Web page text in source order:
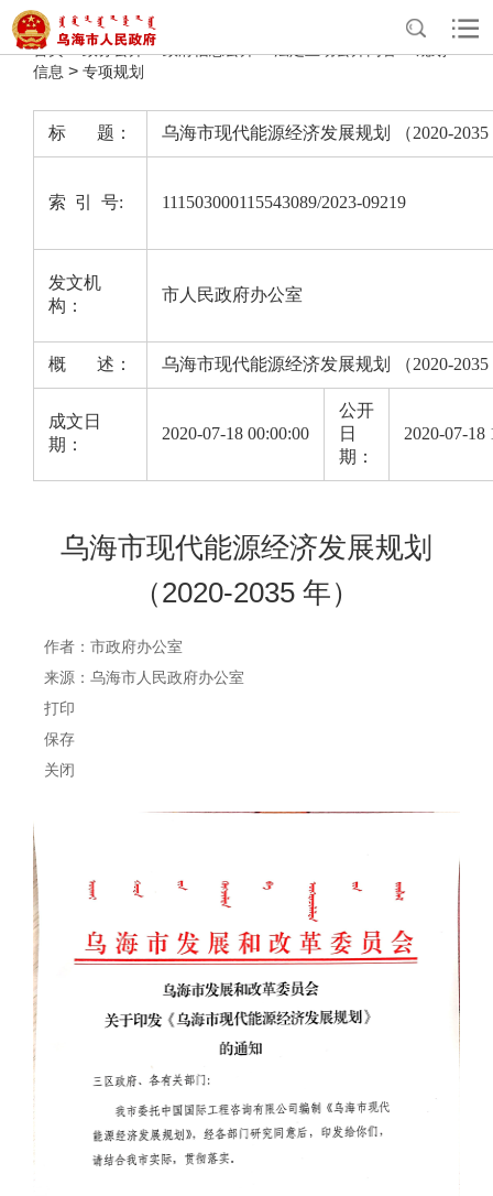
首页>政务公开>
信息 > 专项规划
标 题： 乌海市现代能源经济发展规划 （2020-2035
索 引 号: 111503000115543089/2023-09219
发文机
构：
市人民政府办公室
概 述： 乌海市现代能源经济发展规划 （2020-2035
成文日
期：
2020-07-18 00:00:00
公开
日
期：
2020-07-18
乌海市现代能源经济发展规划
（2020-2035 年）
作者：市政府办公室
来源：乌海市人民政府办公室
打印
保存
关闭